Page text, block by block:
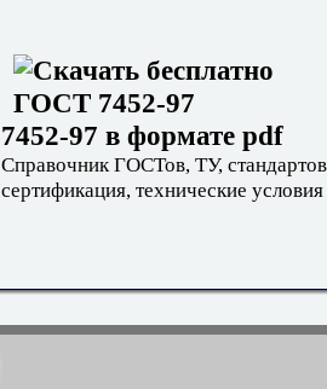
7452-97 в формате pdf
Справочник ГОСТов, ТУ,
сертификация, технические условия